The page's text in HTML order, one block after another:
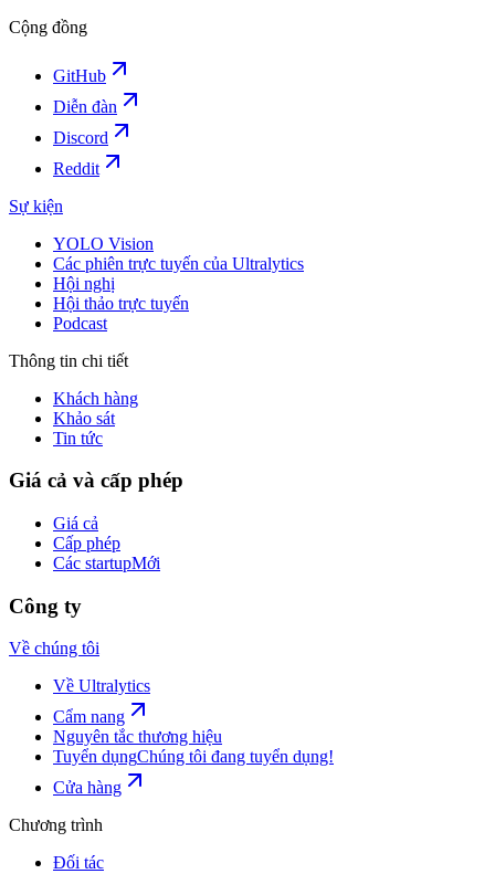
Cộng đồng
GitHub
Diễn đàn
Discord
Reddit
Sự kiện
YOLO Vision
Các phiên trực tuyến của Ultralytics
Hội nghị
Hội thảo trực tuyến
Podcast
Thông tin chi tiết
Khách hàng
Khảo sát
Tin tức
Giá cả và cấp phép
Giá cả
Cấp phép
Các startupMới
Công ty
Về chúng tôi
Về Ultralytics
Cẩm nang
Nguyên tắc thương hiệu
Tuyển dụngChúng tôi đang tuyển dụng!
Cửa hàng
Chương trình
Đối tác